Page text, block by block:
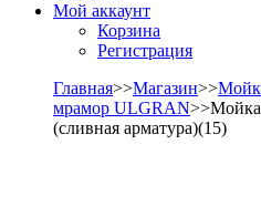
Мой аккаунт
Корзина
Регистрация
Главная>>Магазин>>
мрамор ULGRAN
(сливная арматура)(15)